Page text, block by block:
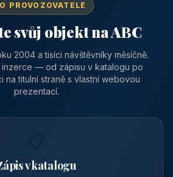
PROVOZOVATELE
svůj objekt na ABC
2004 a tisíci návštěvníky měsíčně.
inzerce — od zápisu v katalogu po
na titulní straně s vlastní webovou
prezentací.
v katalogu